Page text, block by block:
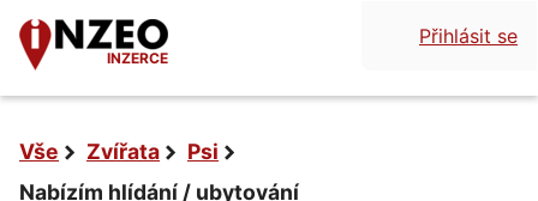
INZERCE
Přihlásit se
Vše Zvířata
Psi
Nabízím hlídání / ubytování